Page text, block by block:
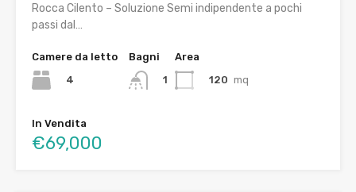
Rocca Cilento – Soluzione Semi indipendente a pochi
passi dal…
Camere da letto
4
Bagni
1
Area
120 mq
In Vendita
€69,000